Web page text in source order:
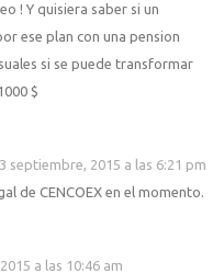
! Y quisiera saber si un
ese plan con una pension
si se puede transformar
$
3 septiembre, 2015 a las 6:21 pm
de CENCOEX en el momento.
a las 10:46 am